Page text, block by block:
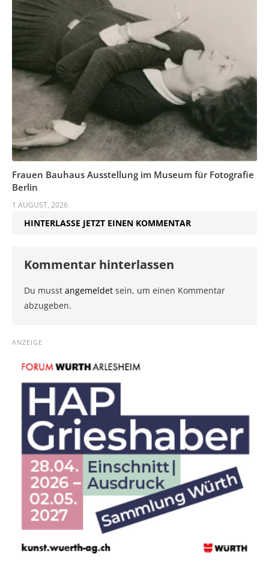
Frauen Bauhaus Ausstellung im Museum für Fotografie
Berlin
1 AUGUST, 2026
HINTERLASSE JETZT EINEN KOMMENTAR
Kommentar hinterlassen
Du musst angemeldet sein, um einen Kommentar
abzugeben.
ANZEIGE